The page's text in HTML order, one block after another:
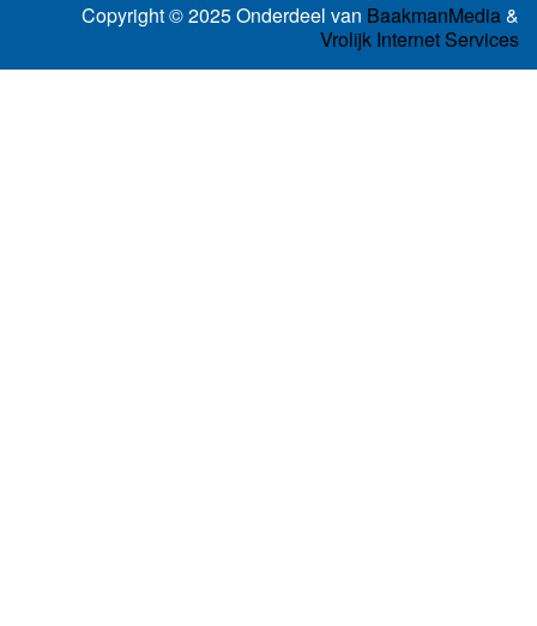
Copyright © 2025 Onderdeel van BaakmanMedia&
Vrolijk Internet Services